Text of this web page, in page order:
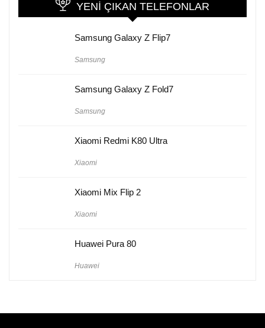
YENI ÇIKAN TELEFONLAR
Samsung Galaxy Z Flip7
Samsung
Samsung Galaxy Z Fold7
Samsung
Xiaomi Redmi K80 Ultra
Xiaomi
Xiaomi Mix Flip 2
Xiaomi
Huawei Pura 80
Huawei